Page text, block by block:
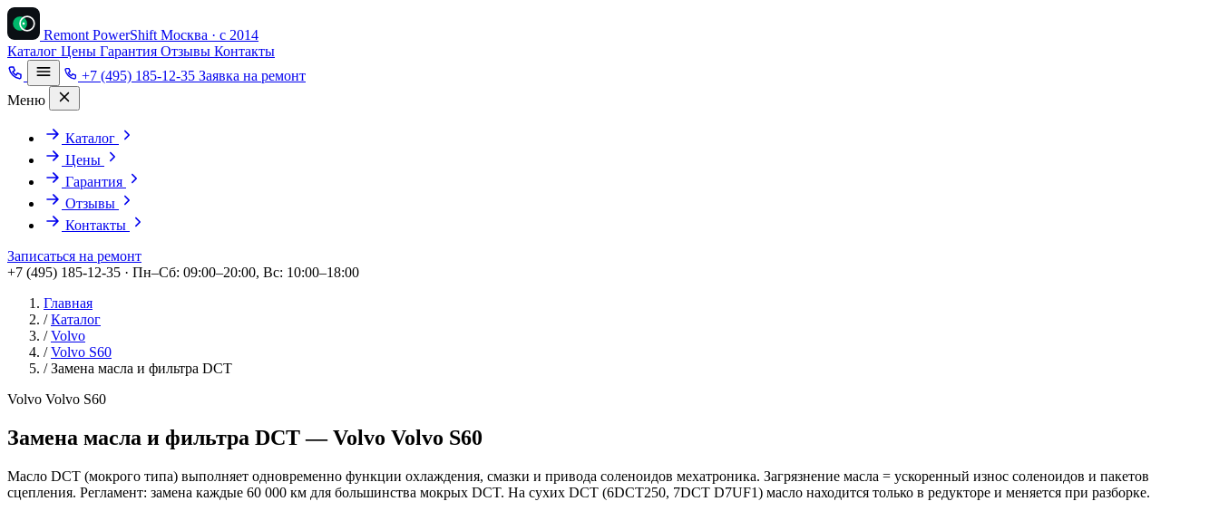
Remont PowerShift Москва · с 2014
Каталог Цены Гарантия Отзывы Контакты
+7 (495) 185-12-35 Заявка на ремонт
Меню
Каталог
Цены
Гарантия
Отзывы
Контакты
Записаться на ремонт
+7 (495) 185-12-35 · Пн–Сб: 09:00–20:00, Вс: 10:00–18:00
Главная
/ Каталог
/ Volvo
/ Volvo S60
/ Замена масла и фильтра DCT
Volvo Volvo S60
Замена масла и фильтра DCT — Volvo Volvo S60
Масло DCT (мокрого типа) выполняет одновременно функции охлаждения, смазки и привода соленоидов мехатроника. Загрязнение масла = ускоренный износ соленоидов и пакетов
сцепления. Регламент: замена каждые 60 000 км для большинства мокрых DCT. На сухих DCT (6DCT250, 7DCT D7UF1) масло находится только в редукторе и меняется при разборке.